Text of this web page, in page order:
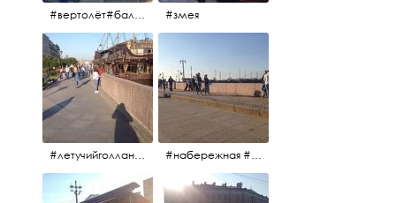
#вертолёт#балтийскиеавиалинии #петропавловскаякрепость #заячийостров #полётынадпитером #полётынадгородом #полёты #змея
#летучийголландец #набережнаяневы #набережная #людигуляют #биржевоймост